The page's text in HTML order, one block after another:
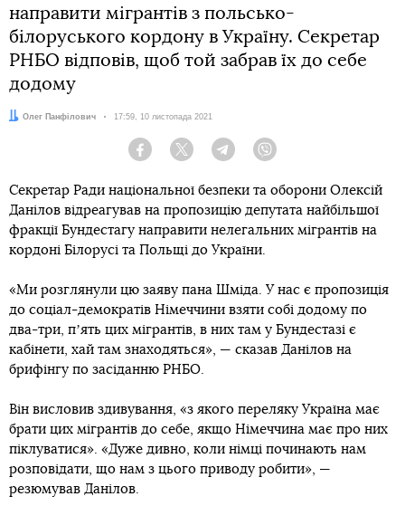
направити мігрантів з польсько-
білоруського кордону в Україну. Секретар
РНБО відповів, щоб той забрав їх до себе
додому
Автор:
Олег Панфілович Дата:
17:59, 10 листопада 2021
Facebook Twitter Telegram
Секретар Ради національної безпеки та оборони Олексій
Данілов відреагував на пропозицію депутата найбільшої
фракції Бундестагу направити нелегальних мігрантів на
кордоні Білорусі та Польщі до України.
«Ми розглянули цю заяву пана Шміда. У нас є пропозиція
до соціал-демократів Німеччини взяти собі додому по
два-три, пʼять цих мігрантів, в них там у Бундестазі є
кабінети, хай там знаходяться», — сказав Данілов на
брифінгу по засіданню РНБО.
Він висловив здивування, «з якого переляку Україна має
брати цих мігрантів до себе, якщо Німеччина має про них
піклуватися». «Дуже дивно, коли німці починають нам
розповідати, що нам з цього приводу робити», —
резюмував Данілов.